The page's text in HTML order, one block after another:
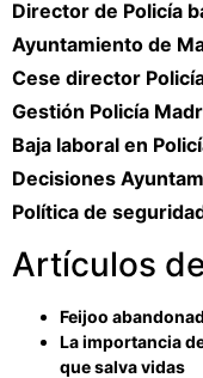
Director de Policía
Ayuntamiento de
Cese director
Gestión Policía
Baja laboral en
Decisiones
Política de
Artículos
Feijoo
La importancia
que salva vidas